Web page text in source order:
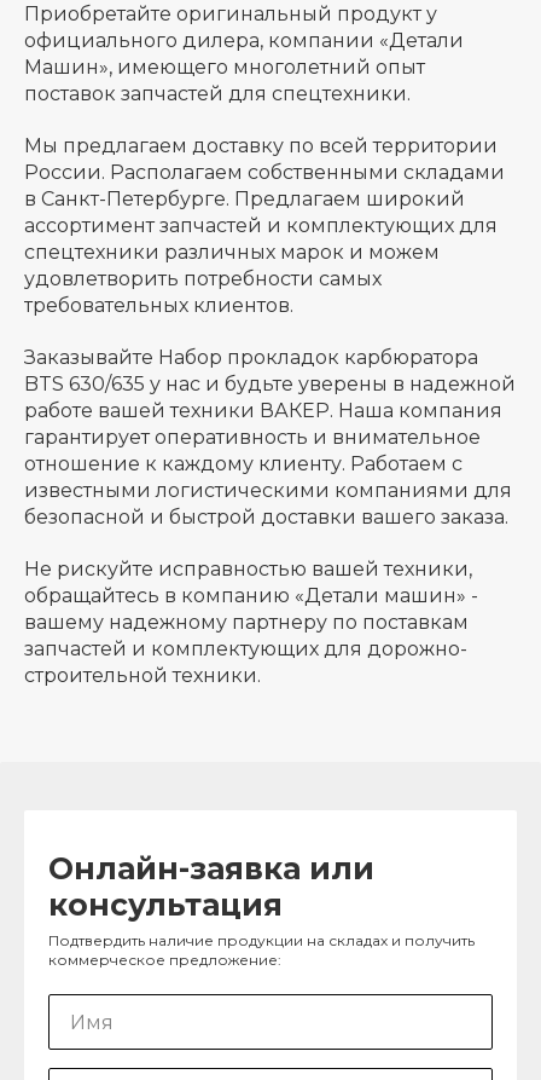
Приобретайте оригинальный продукт у
официального дилера, компании «Детали
Машин», имеющего многолетний опыт
поставок запчастей для спецтехники.
Мы предлагаем доставку по всей территории
России. Располагаем собственными складами
в Санкт-Петербурге. Предлагаем широкий
ассортимент запчастей и комплектующих для
спецтехники различных марок и можем
удовлетворить потребности самых
требовательных клиентов.
Заказывайте Набор прокладок карбюратора
BTS 630/635 у нас и будьте уверены в надежной
работе вашей техники ВАКЕР. Наша компания
гарантирует оперативность и внимательное
отношение к каждому клиенту. Работаем с
известными логистическими компаниями для
безопасной и быстрой доставки вашего заказа.
Не рискуйте исправностью вашей техники,
обращайтесь в компанию «Детали машин» -
вашему надежному партнеру по поставкам
запчастей и комплектующих для дорожно-
строительной техники.
Онлайн-заявка или
консультация
Подтвердить наличие продукции на складах и получить
коммерческое предложение: